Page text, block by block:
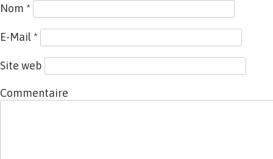
Nom *
E-Mail *
Site web
Commentaire